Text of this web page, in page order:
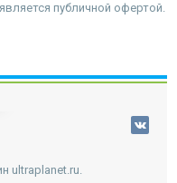
публичной офертой.
ultraplanet.ru.